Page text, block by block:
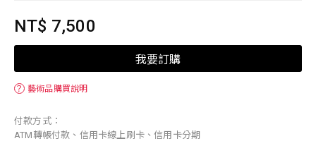
NT$ 7,500
我要訂購
？ 藝術品購買說明
付款方式：
ATM轉帳付款、信用卡線上刷卡、信用卡分期